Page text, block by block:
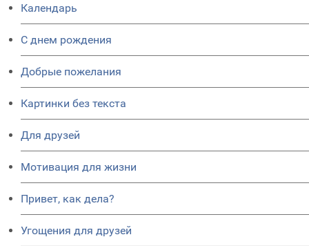
Календарь
C днем рождения
Добрые пожелания
Картинки без текста
Для друзей
Мотивация для жизни
Привет, как дела?
Угощения для друзей